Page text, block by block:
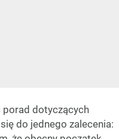
dotyczących
do jednego zalecenia: